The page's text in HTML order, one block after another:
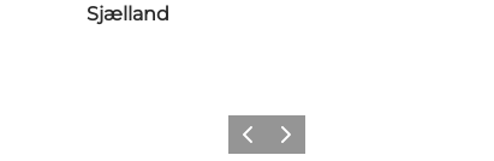
Sjælland
Forrige billede
Næste billede